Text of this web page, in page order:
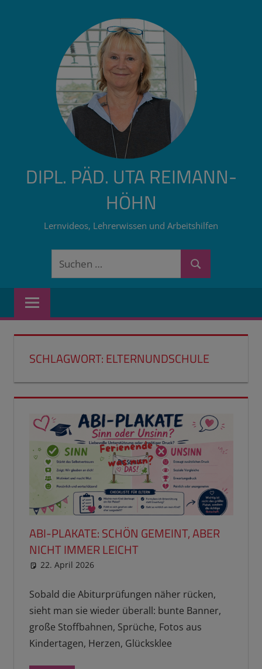
DIPL. PÄD. UTA REIMANN-
HÖHN
Lernvideos, Lehrerwissen und Arbeitshilfen
Suchen
Suchen
SCHLAGWORT:ELTERNUNDSCHULE
ABI-PLAKATE: SCHÖN GEMEINT, ABER
NICHT IMMER LEICHT
22. April 2026
Sobald die Abiturprüfungen näher rücken,
sieht man sie wieder überall: bunte Banner,
große Stoffbahnen, Sprüche, Fotos aus
Kindertagen, Herzen, Glücksklee